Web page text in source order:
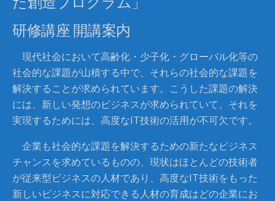
研修講座 開講案内
現代社会において高齢化・少子化・グローバル化等の
社会的な課題が山積する中で、それらの社会的な課題を
解決することが求められています。こうした課題の解決
には、新しい発想のビジネスが求められていて、それを
実現するためには、高度なIT技術の活用が不可欠です。
企業も社会的な課題を解決するための新たなビジネス
チャンスを求めているものの、現状はほとんどの技術者
が従来型ビジネスの人材であり、高度なIT技術をもった
新しいビジネスに対応できる人材の育成はどの企業にお